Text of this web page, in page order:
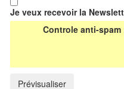
Je veux recevoir la
Controle anti-